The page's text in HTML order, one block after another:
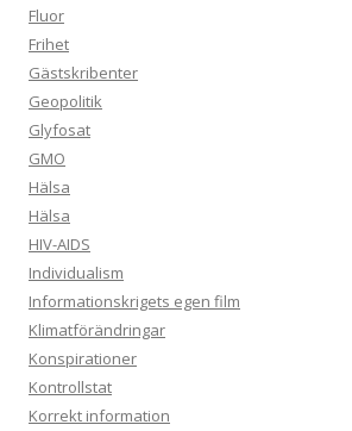
Fluor
Frihet
Gästskribenter
Geopolitik
Glyfosat
GMO
Hälsa
Hälsa
HIV-AIDS
Individualism
Informationskrigets egen film
Klimatförändringar
Konspirationer
Kontrollstat
Korrekt information